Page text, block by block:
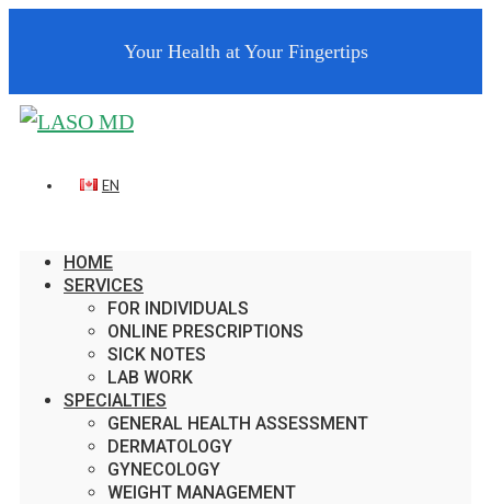
Your Health at Your Fingertips
EN
HOME
SERVICES
FOR INDIVIDUALS
ONLINE PRESCRIPTIONS
SICK NOTES
LAB WORK
SPECIALTIES
GENERAL HEALTH ASSESSMENT
DERMATOLOGY
GYNECOLOGY
WEIGHT MANAGEMENT